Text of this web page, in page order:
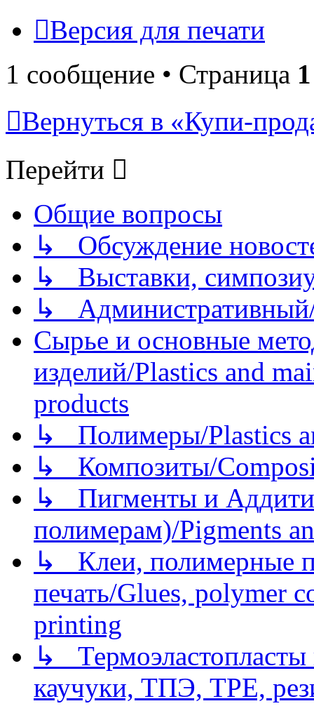
Версия для печати
1 сообщение • Страница 1
Вернуться в «Купи-
Перейти
Общие вопросы
↳ Обсуждение
↳ Выставки,
↳
Сырье и основные
изделий/Plastics and
products
↳ Полимеры/Plastics
↳ Композиты/
↳ Пигменты и
полимерам)/Pigments
↳ Клеи, полимерные
печать/Glues, polymer
printing
↳
каучуки, ТПЭ, TPE,